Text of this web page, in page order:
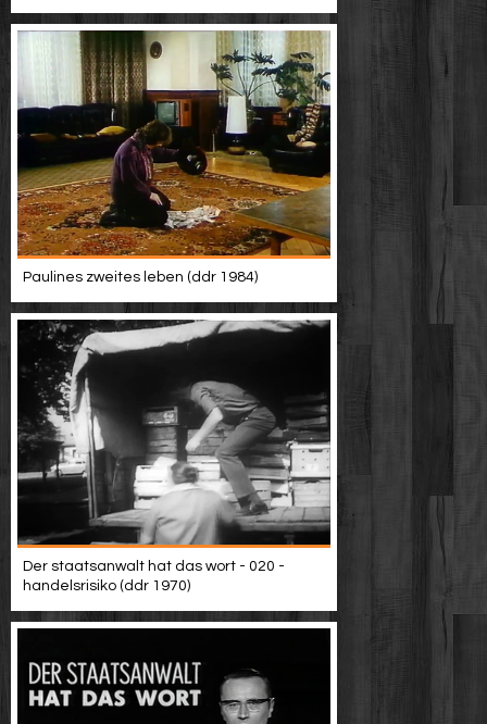
Paulines zweites leben (ddr 1984)
Der staatsanwalt hat das wort - 020 -
handelsrisiko (ddr 1970)